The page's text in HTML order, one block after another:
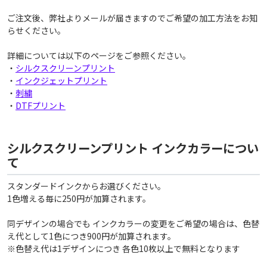
ご注文後、弊社よりメールが届きますのでご希望の加工方法をお知
らせください。
詳細については以下のページをご参照ください。
・ シルクスクリーンプリント
・ インクジェットプリント
・ 刺繍
・ DTFプリント
シルクスクリーンプリント インクカラーについ
て
スタンダードインクからお選びください。
1色増える毎に250円が加算されます。
同デザインの場合でも インクカラーの変更をご希望の場合は、色替
え代として1色につき900円が加算されます。
※色替え代は1デザインにつき 各色10枚以上で無料となります